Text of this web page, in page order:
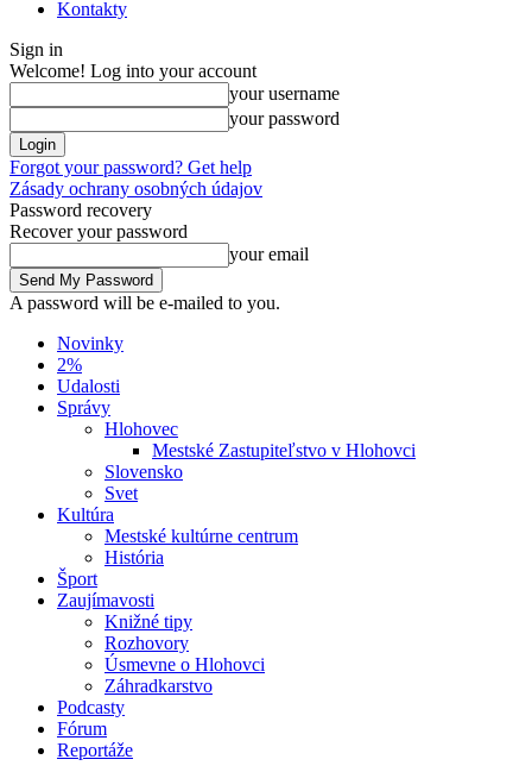
Kontakty
Sign in
Welcome! Log into your account
your username
your password
Forgot your password? Get help
Zásady ochrany osobných údajov
Password recovery
Recover your password
your email
A password will be e-mailed to you.
Novinky
2%
Udalosti
Správy
Hlohovec
Mestské Zastupiteľstvo v Hlohovci
Slovensko
Svet
Kultúra
Mestské kultúrne centrum
História
Šport
Zaujímavosti
Knižné tipy
Rozhovory
Úsmevne o Hlohovci
Záhradkarstvo
Podcasty
Fórum
Reportáže